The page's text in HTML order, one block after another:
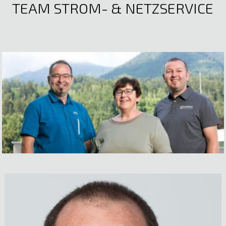
Elektrotechnik
E-Mail anzeigen
Nicole Beck
Verkauf Elektromaterial | Materialwirtschaft |
Mathias Gstach
Elektrotechnik
TEAM STROM- & NETZSERVICE